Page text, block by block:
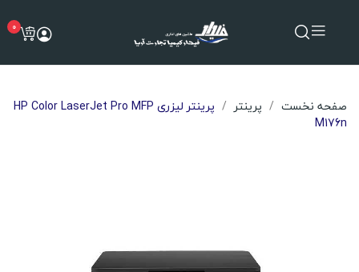
0
صفحه نخست پرینتر
پرینتر لیزری HP Color LaserJet Pro MFP
M176n